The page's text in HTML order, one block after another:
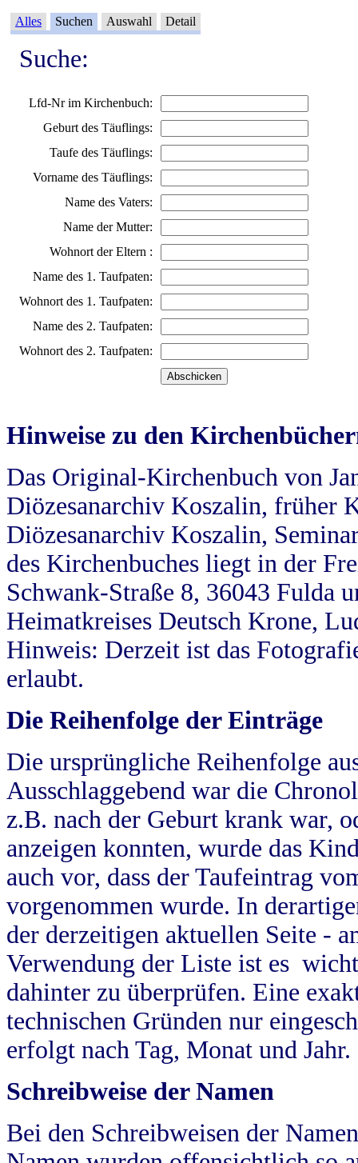
Alles Suchen Auswahl Detail
Suche:
Lfd-Nr im Kirchenbuch:
Geburt des Täuflings:
Taufe des Täuflings:
Vorname des Täuflings:
Name des Vaters:
Name der Mutter:
Wohnort der Eltern :
Name des 1. Taufpaten:
Wohnort des 1. Taufpaten:
Name des 2. Taufpaten:
Wohnort des 2. Taufpaten:
Hinweise zu den
Das Original-Kirchenbuch von
Diözesanarchiv Koszalin, früher
Diözesanarchiv Koszalin,
des Kirchenbuches liegt in der
Schwank-Straße 8, 36043 Fulda
Heimatkreises Deutsch Krone,
Hinweis: Derzeit ist das
erlaubt.
Die Reihenfolge der Einträge
Die ursprüngliche Reihenfolge
Ausschlaggebend war die
z.B. nach der Geburt krank war,
anzeigen konnten, wurde das
auch vor, dass der Taufeintrag
vorgenommen wurde. In
der derzeitigen aktuellen Seite -
Verwendung der Liste ist es
dahinter zu überprüfen. Eine
technischen Gründen nur
erfolgt nach Tag, Monat und Jahr.
Schreibweise der Namen
Bei den Schreibweisen der